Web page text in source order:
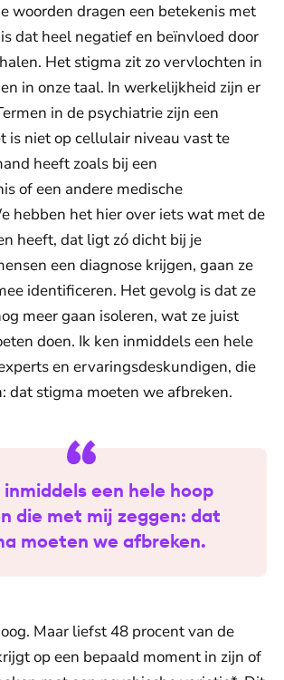
woorden dragen een betekenis met
dat heel negatief en beïnvloed door
Het stigma zit zo vervlochten in
in onze taal. In werkelijkheid zijn er
in de psychiatrie zijn een
is niet op cellulair niveau vast te
heeft zoals bij een
of een andere medische
hebben het hier over iets wat met de
heeft, dat ligt zó dicht bij je
een diagnose krijgen, gaan ze
identificeren. Het gevolg is dat ze
meer gaan isoleren, wat ze juist
doen. Ik ken inmiddels een hele
en ervaringsdeskundigen, die
dat stigma moeten we afbreken.
inmiddels een hele hoop
die met mij zeggen: dat
moeten we afbreken.
Maar liefst 48 procent van de
op een bepaald moment in zijn of